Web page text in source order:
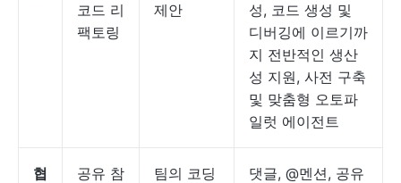
코드 리
팩토링
제안
성, 코드 생성 및
디버깅에 이르기까
지 전반적인 생산
성 지원, 사전 구축
및 맞춤형 오토파
일럿 에이전트
협
공유 참
팀의 코딩
댓글, @멘션, 공유